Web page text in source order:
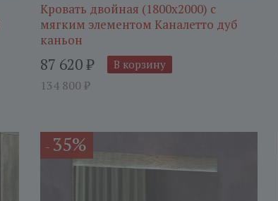
Кровать двойная (1800х2000) c
мягким элементом Каналетто дуб
каньон
87 620₽
134 800 ₽
В корзину
- 35%